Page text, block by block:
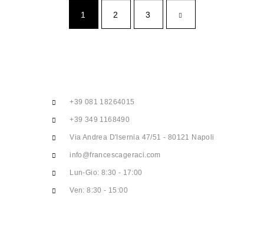
1 2 3
+39 081 18264015
+39 349 1168490
Via Andrea D'Isernia 47/51 - 80121 Napoli
info@francescageraci.com
Lun-Gio: 8:30 - 17:00
Ven: 8:30 - 15:00